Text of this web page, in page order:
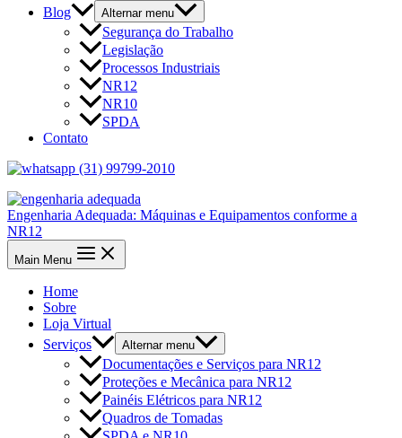
Blog
Alternar menu
Segurança do Trabalho
Legislação
Processos Industriais
NR12
NR10
SPDA
Contato
(31) 99799-2010
Engenharia Adequada: Máquinas e Equipamentos conforme a
NR12
Main Menu
Home
Sobre
Loja Virtual
Serviços
Alternar menu
Documentações e Serviços para NR12
Proteções e Mecânica para NR12
Painéis Elétricos para NR12
Quadros de Tomadas